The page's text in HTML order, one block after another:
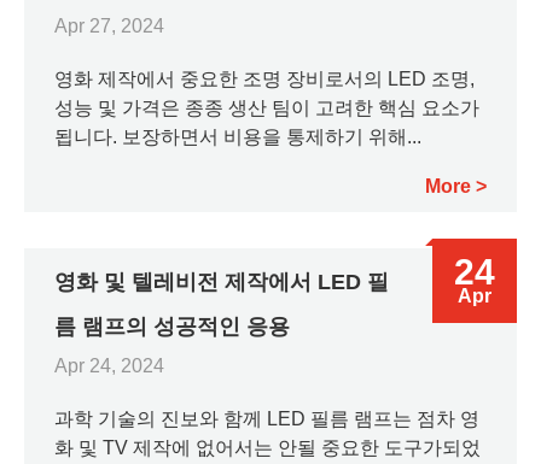
Apr 27, 2024
영화 제작에서 중요한 조명 장비로서의 LED 조명,
성능 및 가격은 종종 생산 팀이 고려한 핵심 요소가
됩니다. 보장하면서 비용을 통제하기 위해...
More
영화 및 텔레비전 제작에서 LED 필
름 램프의 성공적인 응용
Apr 24, 2024
과학 기술의 진보와 함께 LED 필름 램프는 점차 영
화 및 TV 제작에 없어서는 안될 중요한 도구가되었
24
Apr